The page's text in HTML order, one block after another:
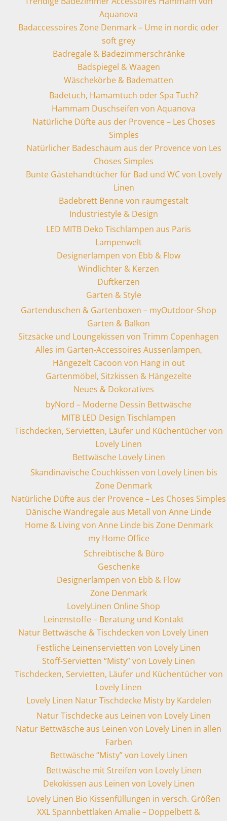
Aquanova
Badaccessoires Zone Denmark – Ume in nordic oder
soft grey
Badregale & Badezimmerschränke
Badspiegel & Waagen
Wäschekörbe & Badematten
Badetuch, Hamamtuch oder Spa Tuch?
Hammam Duschseifen von Aquanova
Natürliche Düfte aus der Provence – Les Choses
Simples
Natürlicher Badeschaum aus der Provence von Les
Choses Simples
Bunte Gästehandtücher für Bad und WC von Lovely
Linen
Badebrett Benne von raumgestalt
Industriestyle & Design
LED MITB Deko Tischlampen aus Paris
Lampenwelt
Designerlampen von Ebb & Flow
Windlichter & Kerzen
Duftkerzen
Garten & Style
Gartenduschen & Gartenboxen – myOutdoor-Shop
Garten & Balkon
Sitzsäcke und Loungekissen von Trimm Copenhagen
Alles im Garten-Accessoires Aussenlampen,
Hängezelt Cacoon von Hang in out
Gartenmöbel, Sitzkissen & Hängezelte
Neues & Dokoratives
byNord – Moderne Dessin Bettwäsche
MITB LED Design Tischlampen
Tischdecken, Servietten, Läufer und Küchentücher von
Lovely Linen
Bettwäsche Lovely Linen
Skandinavische Couchkissen von Lovely Linen bis
Zone Denmark
Natürliche Düfte aus der Provence – Les Choses Simples
Dänische Wandregale aus Metall von Anne Linde
Home & Living von Anne Linde bis Zone Denmark
my Home Office
Schreibtische & Büro
Geschenke
Designerlampen von Ebb & Flow
Zone Denmark
LovelyLinen Online Shop
Leinenstoffe – Beratung und Kontakt
Natur Bettwäsche & Tischdecken von Lovely Linen
Festliche Leinenservietten von Lovely Linen
Stoff-Servietten “Misty” von Lovely Linen
Tischdecken, Servietten, Läufer und Küchentücher von
Lovely Linen
Lovely Linen Natur Tischdecke Misty by Kardelen
Natur Tischdecke aus Leinen von Lovely Linen
Natur Bettwäsche aus Leinen von Lovely Linen in allen
Farben
Bettwäsche “Misty” von Lovely Linen
Bettwäsche mit Streifen von Lovely Linen
Dekokissen aus Leinen von Lovely Linen
Lovely Linen Bio Kissenfüllungen in versch. Größen
XXL Spannbettlaken Amalie – Doppelbett &